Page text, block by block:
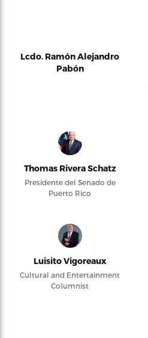
Lcdo. Ramón Alejandro
Pabón
Thomas Rivera Schatz
Presidente del Senado de
Puerto Rico
Luisito Vigoreaux
Cultural and Entertainment
Columnist